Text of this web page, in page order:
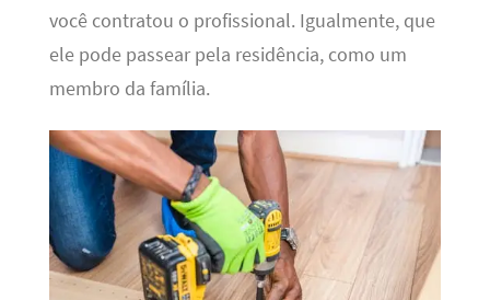
você contratou o profissional. Igualmente, que
ele pode passear pela residência, como um
membro da família.